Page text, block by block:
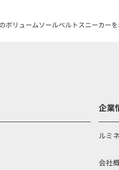
ボリュームソールベルトスニーカー
企業
ルミ
会社